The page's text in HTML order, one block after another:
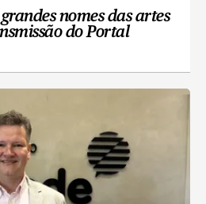
nomes das artes
do Portal